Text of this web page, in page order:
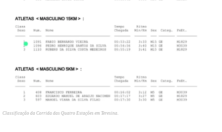
Classificação da Corrida das Quatro Estações em Teresina.